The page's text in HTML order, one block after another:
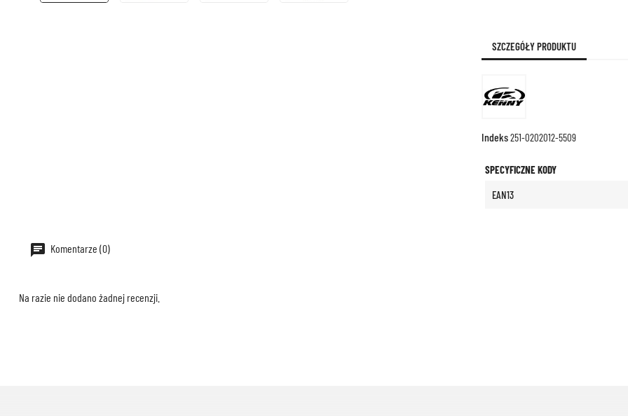
SZCZEGÓŁY PRODUKTU
Indeks251-0202012-5509
SPECYFICZNE KODY
EAN13
Komentarze (0)
Na razie nie dodano żadnej recenzji.